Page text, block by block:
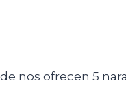
nos ofrecen 5